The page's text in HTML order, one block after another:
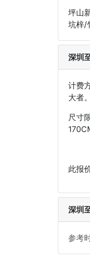
坪山
坑梓/
深圳
计费
大者。
尺寸
此报
深圳
参考